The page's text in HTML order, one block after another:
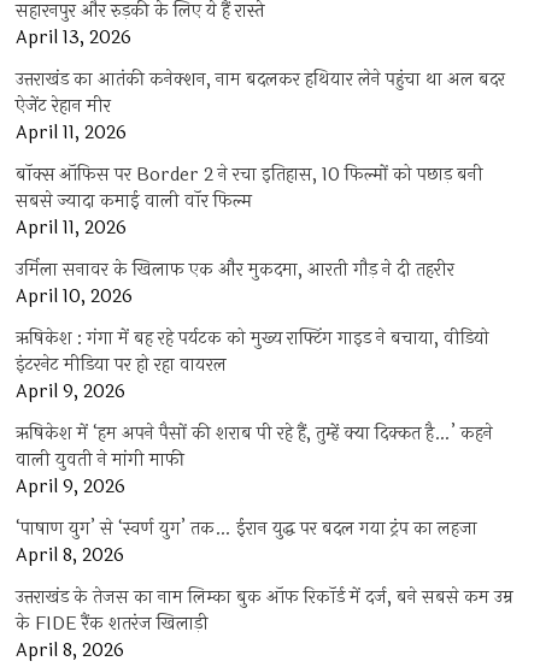
सहारनपुर और रुड़की के लिए ये हैं रास्ते
April 13, 2026
उत्तराखंड का आतंकी कनेक्शन, नाम बदलकर हथियार लेने पहुंचा था अल बदर
ऐजेंट रेहान मीर
April 11, 2026
बॉक्स ऑफिस पर Border 2 ने रचा इतिहास, 10 फिल्मों को पछाड़ बनी
सबसे ज्यादा कमाई वाली वॉर फिल्म
April 11, 2026
उर्मिला सनावर के खिलाफ एक और मुकदमा, आरती गौड़ ने दी तहरीर
April 10, 2026
ऋषिकेश : गंगा में बह रहे पर्यटक को मुख्य राफ्टिंग गाइड ने बचाया, वीडियो
इंटरनेट मीडिया पर हो रहा वायरल
April 9, 2026
ऋषिकेश में ‘हम अपने पैसों की शराब पी रहे हैं, तुम्हें क्या दिक्कत है…’ कहने
वाली युवती ने मांगी माफी
April 9, 2026
‘पाषाण युग’ से ‘स्वर्ण युग’ तक… ईरान युद्ध पर बदल गया ट्रंप का लहजा
April 8, 2026
उत्तराखंड के तेजस का नाम लिम्का बुक ऑफ रिकॉर्ड में दर्ज, बने सबसे कम उम्र
के FIDE रैंक शतरंज खिलाड़ी
April 8, 2026